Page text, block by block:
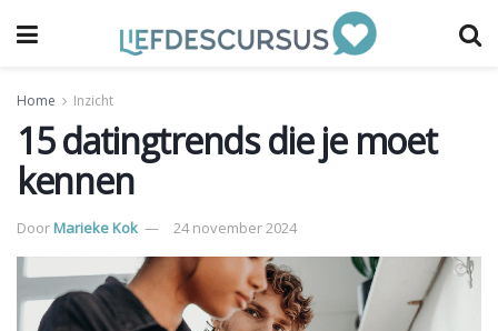
Home Inzicht
15 datingtrends die je moet
kennen
DoorMarieke Kok 24 november 2024